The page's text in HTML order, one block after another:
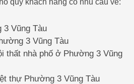
3 Vũng Tàu
3 Vũng Tàu
thất nhà phố ở Phường 3 Vũng
thự Phường 3 Vũng Tàu